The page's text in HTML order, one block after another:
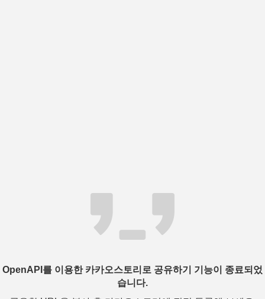
OpenAPI를 이용한 카카오스토리로 공유하기 기능이 종료되었
습니다.